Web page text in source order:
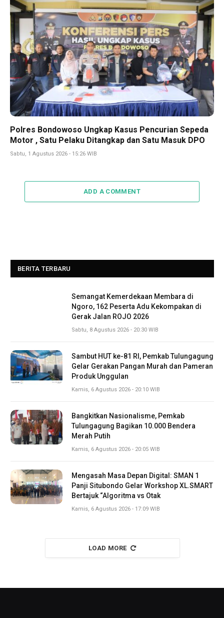
Polres Bondowoso Ungkap Kasus Pencurian Sepeda
Motor , Satu Pelaku Ditangkap dan Satu Masuk DPO
Sabtu, 1 Agustus 2026 - 15:26 WIB
ADD A COMMENT
BERITA TERBARU
Semangat Kemerdekaan Membara di
Ngoro, 162 Peserta Adu Kekompakan di
Gerak Jalan ROJO 2026
Sabtu, 8 Agustus 2026 - 20:30 WIB
Sambut HUT ke-81 RI, Pemkab Tulungagung
Gelar Gerakan Pangan Murah dan Pameran
Produk Unggulan
Kamis, 6 Agustus 2026 - 20:10 WIB
Bangkitkan Nasionalisme, Pemkab
Tulungagung Bagikan 10.000 Bendera
Merah Putih
Kamis, 6 Agustus 2026 - 20:05 WIB
Mengasah Masa Depan Digital: SMAN 1
Panji Situbondo Gelar Workshop XL.SMART
Bertajuk “Algoritma vs Otak
Kamis, 6 Agustus 2026 - 17:09 WIB
LOAD MORE